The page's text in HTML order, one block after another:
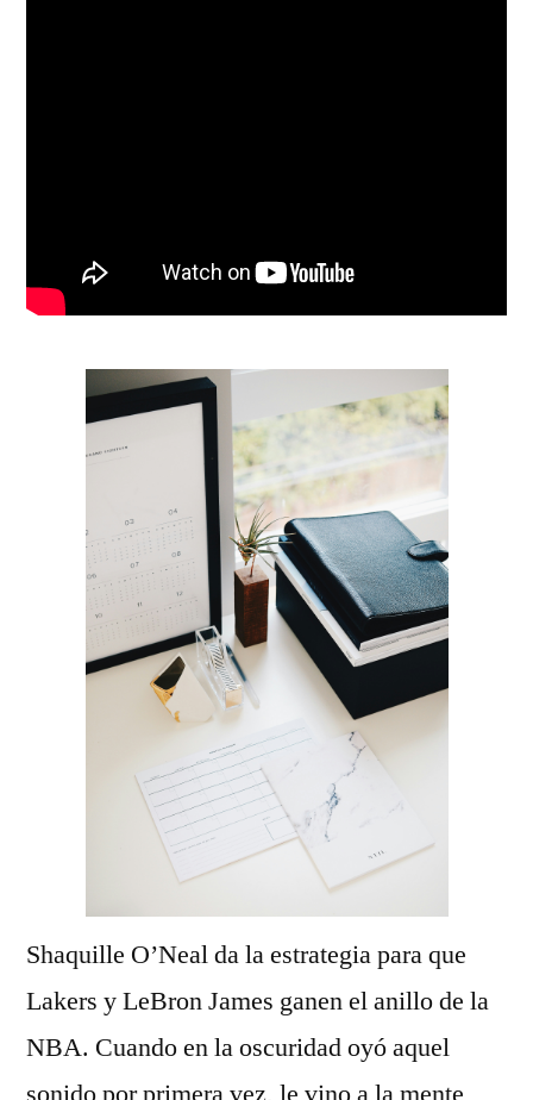
Shaquille O’Neal da la estrategia para que
Lakers y LeBron James ganen el anillo de la
NBA. Cuando en la oscuridad oyó aquel